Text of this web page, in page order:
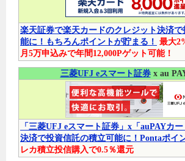
楽天証券で楽天カードのクレジット決済
能に！もちろんポイントが貯まる！ 最大
月5万申込みで年間12,000Pゲット可能！
三菱UFJ eスマート証券x au
「三菱UFJ eスマート証券」x「auPAYカ
決済で投資信託の積立可能に！Pontaポイ
レカ積立投信購入で0.5％還元